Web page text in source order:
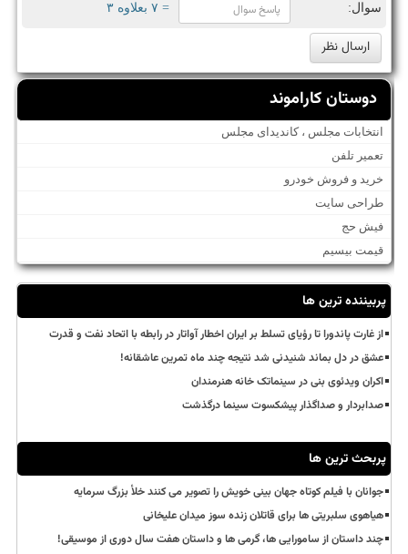
سوال: = ۷ بعلاوه ۳
دوستان کاراموند
انتخابات مجلس ، کاندیدای مجلس
تعمیر تلفن
خرید و فروش خودرو
طراحی سایت
فیش حج
قیمت بیسیم
پربیننده ترین ها
از غارت پاندورا تا رؤیای تسلط بر ایران اخطار آواتار در رابطه با اتحاد نفت و قدرت
عشق در دل بماند شنیدنی شد نتیجه چند ماه تمرین عاشقانه!
اکران ویدئوی بنی در سینماتک خانه هنرمندان
صدابردار و صداگذار پیشکسوت سینما درگذشت
پربحث ترین ها
جوانان با فیلم کوتاه جهان بینی خویش را تصویر می کنند خلأ بزرگ سرمایه
هیاهوی سلبریتی ها برای قاتلان زنده سوز میدان علیخانی
چند داستان از سامورایی ها، گرمی ها و داستان هفت سال دوری از موسیقی!